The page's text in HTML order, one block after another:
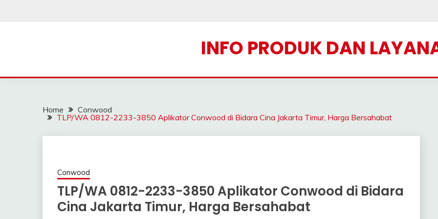
INFO PRODUK DAN
Home
Conwood
TLP/WA 0812-2233-3850 Aplikator Conwood di Bidara Cina Jakarta Timur, Harga Bersahabat
Conwood
TLP/WA 0812-2233-3850 Aplikator Conwood di Bidara
Cina Jakarta Timur, Harga Bersahabat